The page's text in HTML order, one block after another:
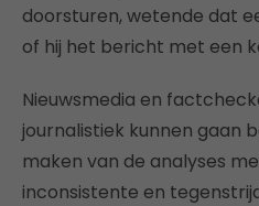
doorsturen, wetende dat
of hij het bericht met een
Nieuwsmedia en
journalistiek kunnen gaan
maken van de analyses
inconsistente en